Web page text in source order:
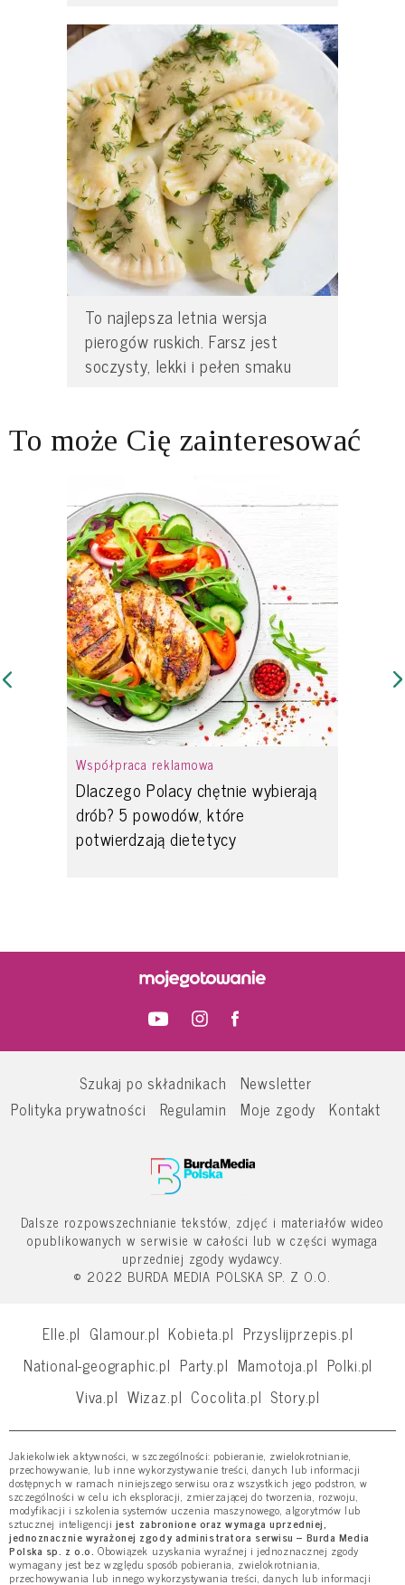
To najlepsza letnia wersja
pierogów ruskich. Farsz jest
soczysty, lekki i pełen smaku
To może Cię zainteresować
Współpraca reklamowa
Dlaczego Polacy chętnie wybierają
drób? 5 powodów, które
potwierdzają dietetycy
Szukaj po składnikach
Newsletter
Polityka prywatności
Regulamin Moje zgody Kontakt
Dalsze rozpowszechnianie tekstów, zdjęć i materiałów wideo
opublikowanych w serwisie w całości lub w części wymaga
uprzedniej zgody wydawcy.
© 2022 BURDA MEDIA POLSKA SP. Z O.O.
Elle.pl Glamour.pl Kobieta.pl Przyslijprzepis.pl
National-geographic.pl Party.pl Mamotoja.pl Polki.pl
Viva.pl Wizaz.pl Cocolita.pl Story.pl
Jakiekolwiek aktywności, w szczególności: pobieranie, zwielokrotnianie,
przechowywanie, lub inne wykorzystywanie treści, danych lub informacji
dostępnych w ramach niniejszego serwisu oraz wszystkich jego podstron, w
szczególności w celu ich eksploracji, zmierzającej do tworzenia, rozwoju,
modyfikacji i szkolenia systemów uczenia maszynowego, algorytmów lub
sztucznej inteligencji jest zabronione oraz wymaga uprzedniej,
jednoznacznie wyrażonej zgody administratora serwisu – Burda Media
Polska sp. z o.o. Obowiązek uzyskania wyraźnej i jednoznacznej zgody
wymagany jest bez względu sposób pobierania, zwielokrotniania,
przechowywania lub innego wykorzystywania treści, danych lub informacji